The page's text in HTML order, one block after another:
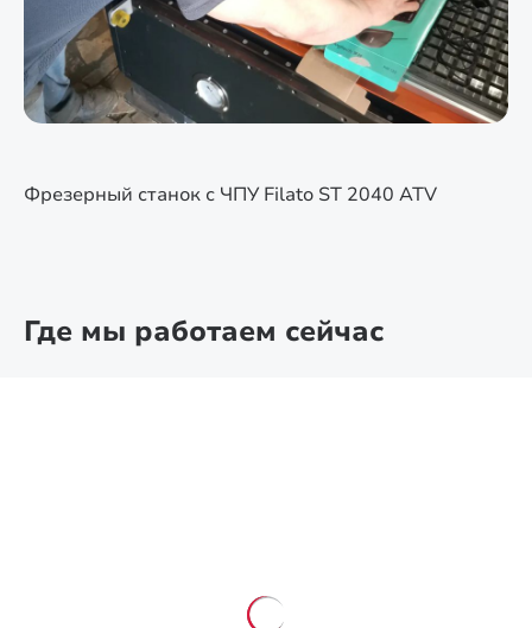
Фрезерный станок с ЧПУ Filato ST 2040 ATV
Где мы работаем сейчас